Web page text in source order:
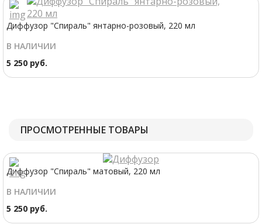
Диффузор "Спираль" янтарно-розовый, 220 мл
В НАЛИЧИИ
5 250 руб.
ПРОСМОТРЕННЫЕ ТОВАРЫ
Диффузор "Спираль" матовый, 220 мл
В НАЛИЧИИ
5 250 руб.